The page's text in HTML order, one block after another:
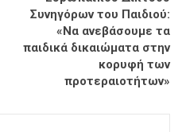
Συνηγόρων του Παιδιού:
«Να ανεβάσουμε τα
παιδικά δικαιώματα στην
κορυφή των
προτεραιοτήτων»